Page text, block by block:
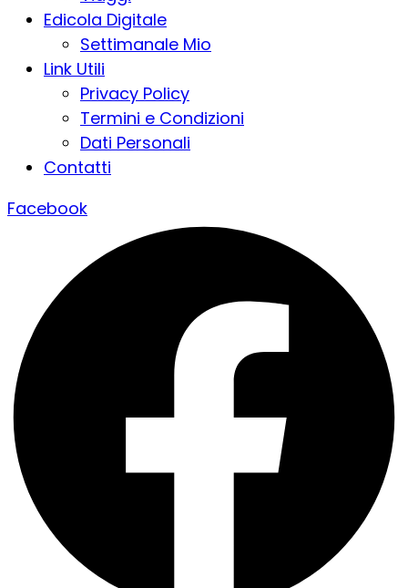
Edicola Digitale
Settimanale Mio
Link Utili
Privacy Policy
Termini e Condizioni
Dati Personali
Contatti
Facebook